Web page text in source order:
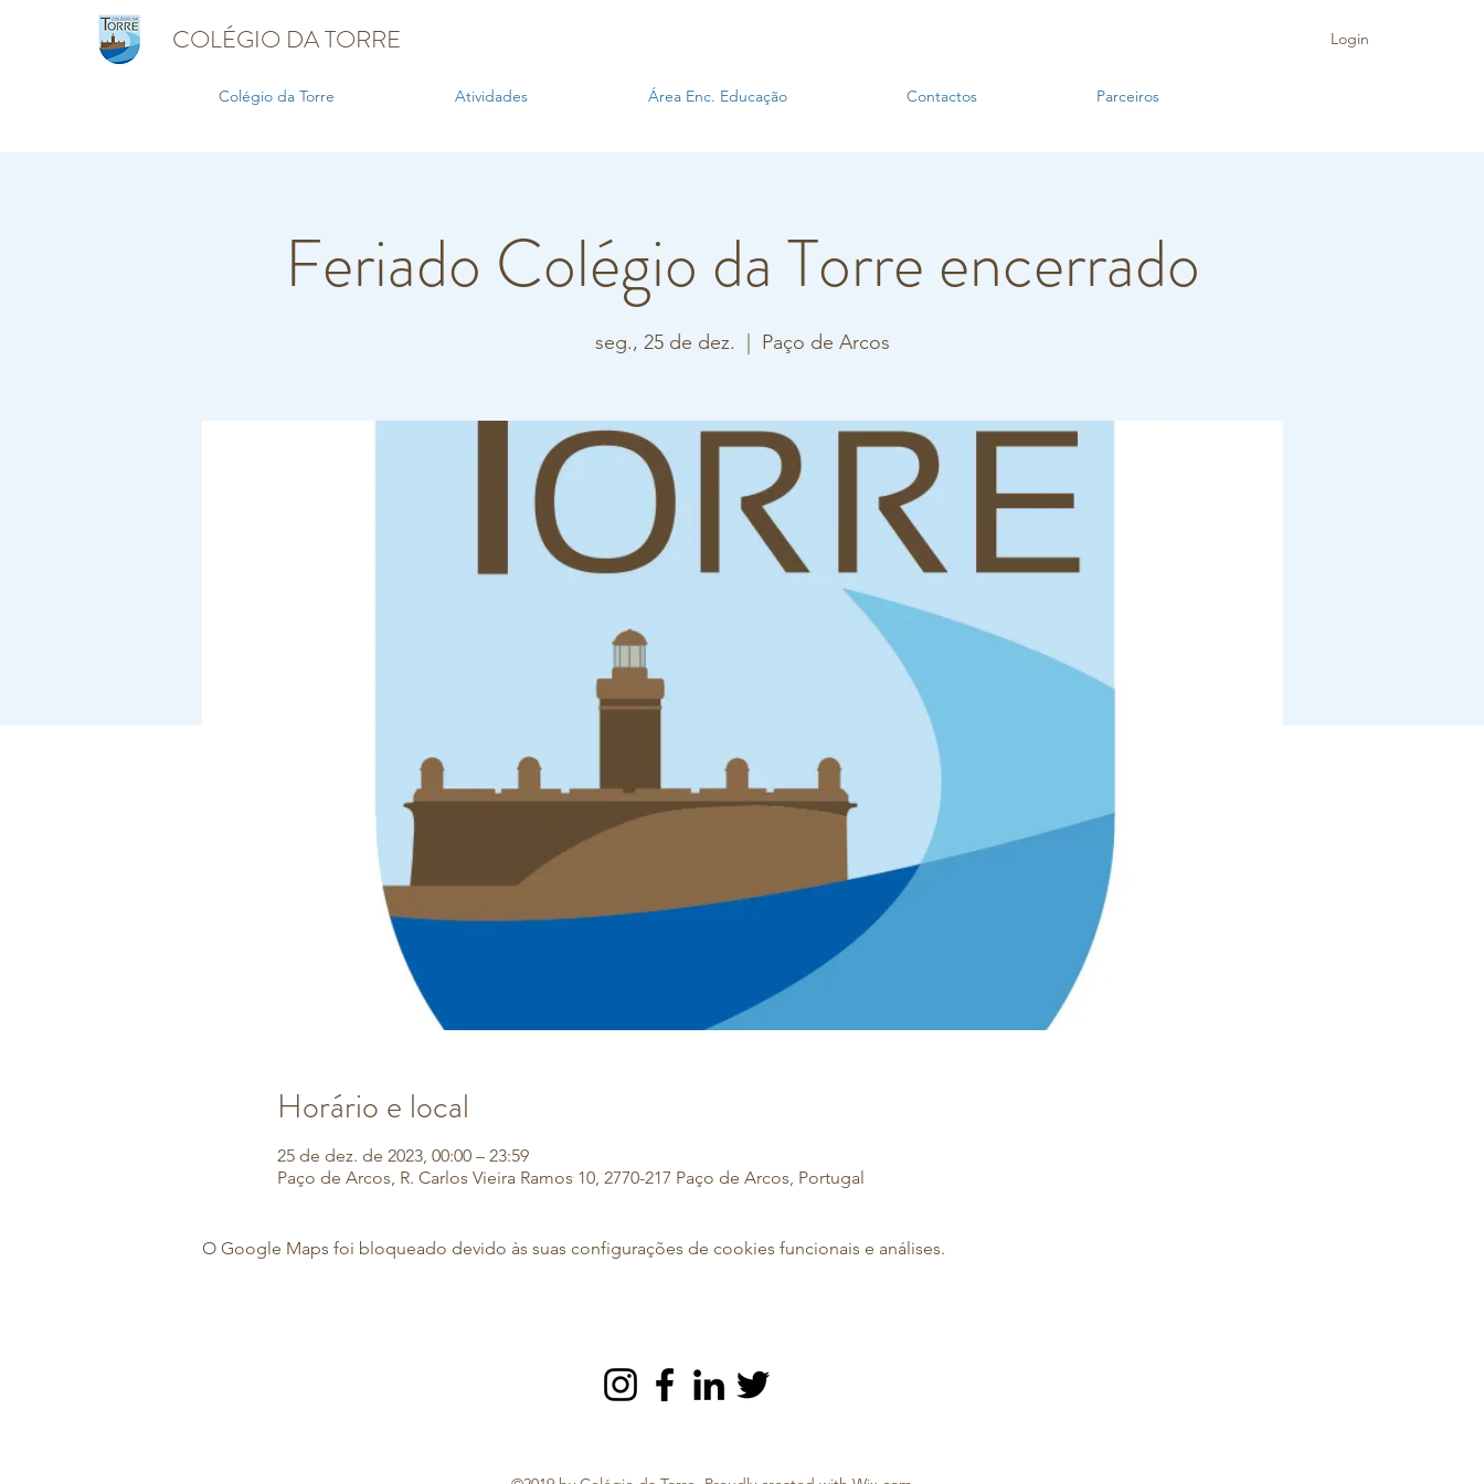
COLÉGIO DA TORRE Login
Colégio da Torre Atividades Área Enc. Educação Contactos Parceiros
Feriado Colégio da Torre encerrado
seg., 25 de dez. Paço de Arcos
Horário e local
25 de dez. de 2023, 00:00 – 23:59
Paço de Arcos, R. Carlos Vieira Ramos 10, 2770-217 Paço de Arcos, Portugal
O Google Maps foi bloqueado devido às suas configurações de cookies funcionais e análises.